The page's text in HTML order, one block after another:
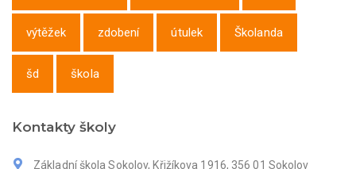
výtěžek zdobení útulek Školanda
šd škola
Kontakty školy
Základní škola Sokolov, Křižíkova 1916, 356 01 Sokolov